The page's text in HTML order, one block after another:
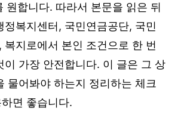
원합니다. 따라서 본문을 읽은 뒤
정복지센터, 국민연금공단, 국민
복지로에서 본인 조건으로 한 번
이 가장 안전합니다. 이 글은 그 상
물어봐야 하는지 정리하는 체크
면 좋습니다.